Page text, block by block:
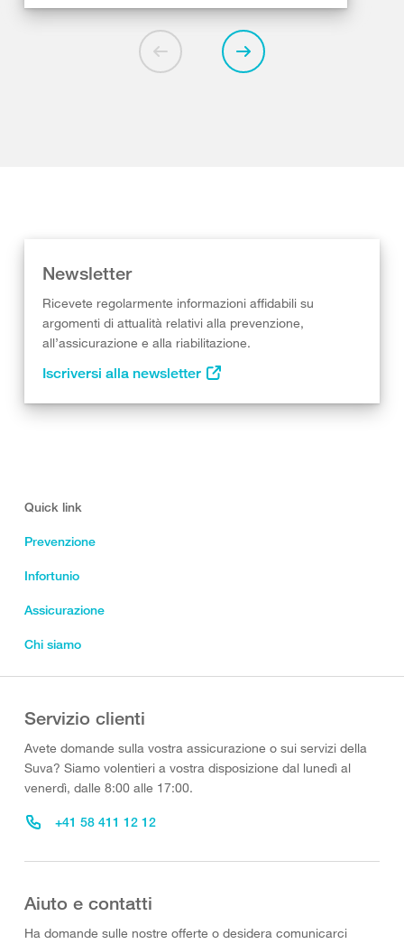
Newsletter
Ricevete regolarmente informazioni affidabili su
argomenti di attualità relativi alla prevenzione,
all’assicurazione e alla riabilitazione.
Iscriversi alla newsletter
Quick link
Prevenzione
Infortunio
Assicurazione
Chi siamo
Servizio clienti
Avete domande sulla vostra assicurazione o sui servizi della
Suva? Siamo volentieri a vostra disposizione dal lunedì al
venerdì, dalle 8:00 alle 17:00.
+41 58 411 12 12
Aiuto e contatti
Ha domande sulle nostre offerte o desidera comunicarci